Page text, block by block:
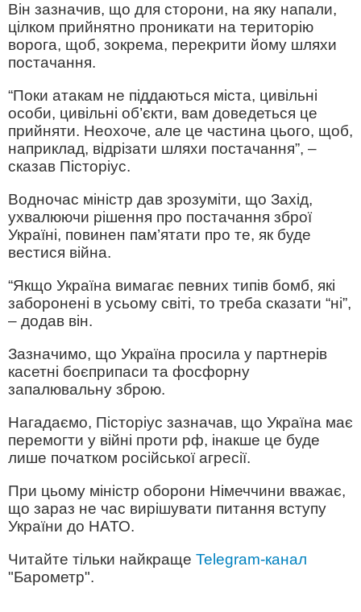
Він зазначив, що для сторони, на яку напали,
цілком прийнятно проникати на територію
ворога, щоб, зокрема, перекрити йому шляхи
постачання.
“Поки атакам не піддаються міста, цивільні
особи, цивільні об’єкти, вам доведеться це
прийняти. Неохоче, але це частина цього, щоб,
наприклад, відрізати шляхи постачання”, –
сказав Пісторіус.
Водночас міністр дав зрозуміти, що Захід,
ухвалюючи рішення про постачання зброї
Україні, повинен пам’ятати про те, як буде
вестися війна.
“Якщо Україна вимагає певних типів бомб, які
заборонені в усьому світі, то треба сказати “ні”,
– додав він.
Зазначимо, що Україна просила у партнерів
касетні боєприпаси та фосфорну
запалювальну зброю.
Нагадаємо, Пісторіус зазначав, що Україна має
перемогти у війні проти рф, інакше це буде
лише початком російської агресії.
При цьому міністр оборони Німеччини вважає,
що зараз не час вирішувати питання вступу
України до НАТО.
Читайте тільки найкраще Telegram-канал
"Барометр".